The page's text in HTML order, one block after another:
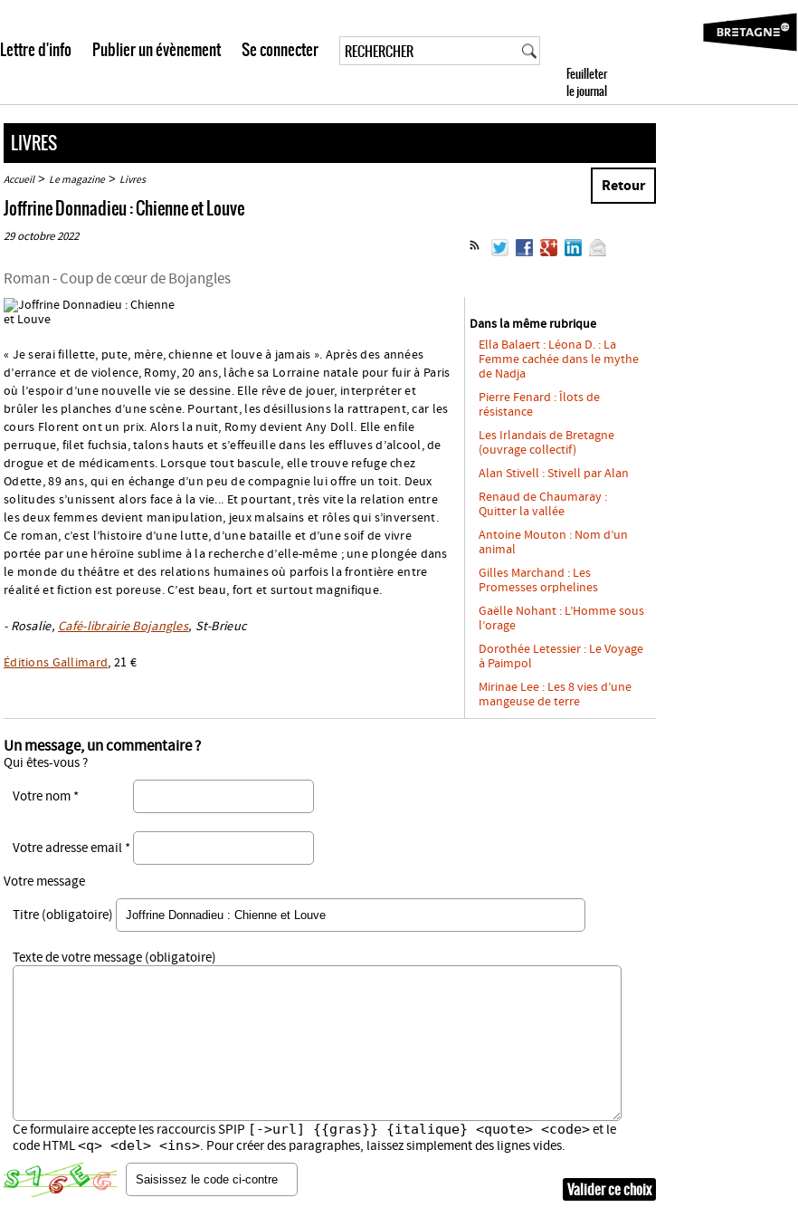
Lettre d'info Publier un évènement Se connecter
LIVRES
Accueil> Le magazine> Livres Retour
Joffrine Donnadieu : Chienne et Louve
29 octobre 2022
Roman - Coup de cœur de Bojangles
« Je serai fillette, pute, mère, chienne et louve à jamais ». Après des années
d’errance et de violence, Romy, 20 ans, lâche sa Lorraine natale pour fuir à Paris
où l’espoir d’une nouvelle vie se dessine. Elle rêve de jouer, interpréter et
brûler les planches d’une scène. Pourtant, les désillusions la rattrapent, car les
cours Florent ont un prix. Alors la nuit, Romy devient Any Doll. Elle enfile
perruque, filet fuchsia, talons hauts et s’effeuille dans les effluves d’alcool, de
drogue et de médicaments. Lorsque tout bascule, elle trouve refuge chez
Odette, 89 ans, qui en échange d’un peu de compagnie lui offre un toit. Deux
solitudes s’unissent alors face à la vie... Et pourtant, très vite la relation entre
les deux femmes devient manipulation, jeux malsains et rôles qui s’inversent.
Ce roman, c’est l’histoire d’une lutte, d’une bataille et d’une soif de vivre
portée par une héroïne sublime à la recherche d’elle-même ; une plongée dans
le monde du théâtre et des relations humaines où parfois la frontière entre
réalité et fiction est poreuse. C’est beau, fort et surtout magnifique.
- Rosalie, Café-librairie Bojangles, St-Brieuc
Éditions Gallimard, 21 €
Dans la même rubrique
Ella Balaert : Léona D. : La
Femme cachée dans le mythe
de Nadja
Pierre Fenard : Îlots de
résistance
Les Irlandais de Bretagne
(ouvrage collectif)
Alan Stivell : Stivell par Alan
Renaud de Chaumaray :
Quitter la vallée
Antoine Mouton : Nom d’un
animal
Gilles Marchand : Les
Promesses orphelines
Gaëlle Nohant : L’Homme sous
l’orage
Dorothée Letessier : Le Voyage
à Paimpol
Mirinae Lee : Les 8 vies d’une
mangeuse de terre
Un message, un commentaire ?
Qui êtes-vous ?
Votre nom *
Votre adresse email *
Votre message
Titre (obligatoire)
Texte de votre message (obligatoire)
Ce formulaire accepte les raccourcis SPIP [->url] {{gras}} {italique} <quote> <code>et le
code HTML<q> <del> <ins>. Pour créer des paragraphes, laissez simplement des lignes vides.